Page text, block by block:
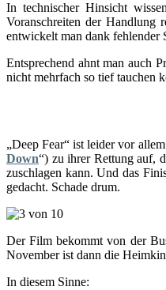
In technischer Hinsicht
Voranschreiten der Handlung
entwickelt man dank fehlender
Entsprechend ahnt man auch
nicht mehrfach so tief tauchen
„Deep Fear“ ist leider vor
Down“) zu ihrer Rettung auf,
zuschlagen kann. Und das
gedacht. Schade drum.
Der Film bekommt von der
November ist dann die
In diesem Sinne: